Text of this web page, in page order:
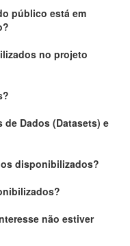
público está em
no projeto
Dados (Datasets) e
disponibilizados?
não estiver